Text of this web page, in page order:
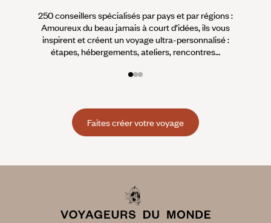
250 conseillers spécialisés par pays et par régions :
Amoureux du beau jamais à court d’idées, ils vous
inspirent et créent un voyage ultra-personnalisé :
étapes, hébergements, ateliers, rencontres…
Faites créer votre voyage